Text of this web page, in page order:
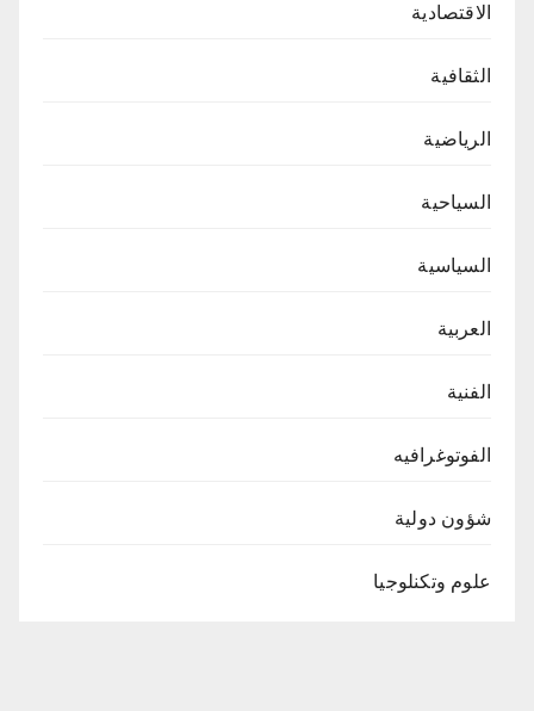
الاقتصادية
الثقافية
الرياضية
السياحية
السياسية
العربية
الفنية
الفوتوغرافيه
شؤون دولية
علوم وتكنلوجيا